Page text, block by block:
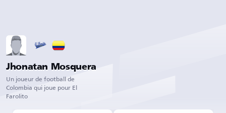
Jhonatan Mosquera
Un joueur de football de
Colombia qui joue pour El
Farolito